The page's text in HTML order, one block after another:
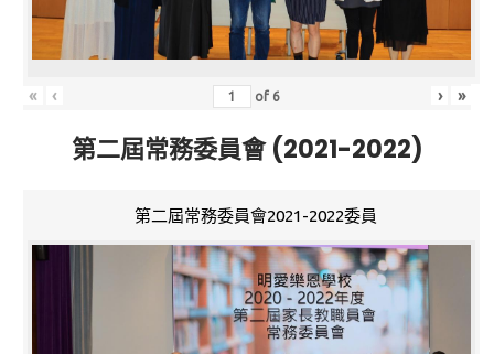
« ‹ of 6 › »
第二屆常務委員會 (2021-2022)
第二屆常務委員會2021-2022委員